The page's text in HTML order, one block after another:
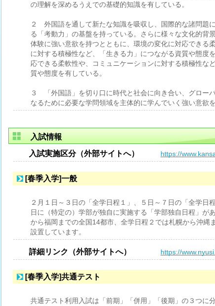
の理解を深めるうえでの基礎的知識を有している。
２ 外国語を通して新たな知識を吸収し、国際的な諸問題
る「考動力」の基盤を持っている。さらに様々な文化的背
体験に強い意欲を持つとともに、環境の変化に対応できる
に対する積極性など、「生きる力」につながる資質や態度
応できる柔軟性や、コミュニケーションに対する積極性な
質や態度を有している。
３ 「外国語」を切り口に時代と社会に向き合い、グロー
なるために必要な学問領域を主体的に学んでいく強い意欲を
入試情報
入試実施区分（外部サイトへ）
https://
[春季入学]一般
２月１日～３日の「全学日程１」、５日～７日の「全学日
日に（特定の）学部が独自に実施する「学部独自日程」が
から福岡までの全国14都市、全学日程２では札幌から沖縄
設置しています。
詳細リンク（外部サイトへ） https://
[春季入学]共通テスト
共通テスト利用入試は「前期」「併用」「後期」の３つに